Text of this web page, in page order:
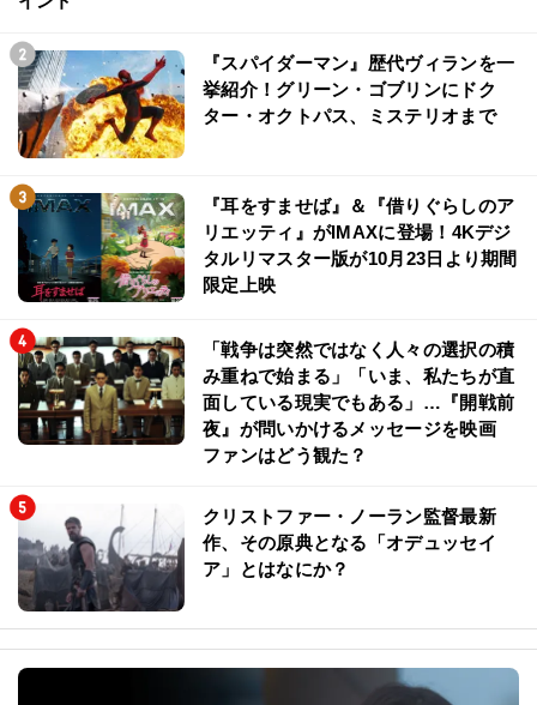
『スパイダーマン』歴代ヴィランを一
挙紹介！グリーン・ゴブリンにドク
ター・オクトパス、ミステリオまで
『耳をすませば』＆『借りぐらしのア
リエッティ』がIMAXに登場！4Kデジ
タルリマスター版が10月23日より期間
限定上映
「戦争は突然ではなく人々の選択の積
み重ねで始まる」「いま、私たちが直
面している現実でもある」…『開戦前
夜』が問いかけるメッセージを映画
ファンはどう観た？
クリストファー・ノーラン監督最新
作、その原典となる「オデュッセイ
ア」とはなにか？